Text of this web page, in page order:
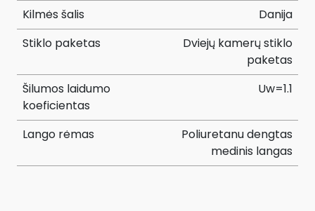
Kilmės šalis
Danija
Stiklo paketas
Dviejų kamerų stiklo
paketas
Šilumos laidumo
koeficientas
Uw=1.1
Lango rėmas
Poliuretanu dengtas
medinis langas